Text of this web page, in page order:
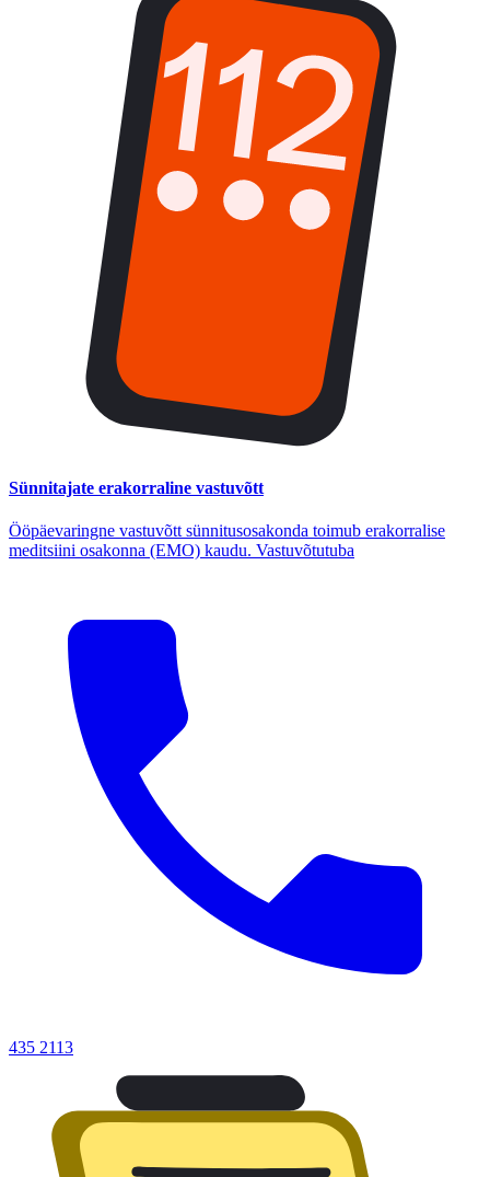
Sünnitajate erakorraline vastuvõtt
Ööpäevaringne vastuvõtt sünnitusosakonda toimub erakorralise
meditsiini osakonna (EMO) kaudu. Vastuvõtutuba
435 2113